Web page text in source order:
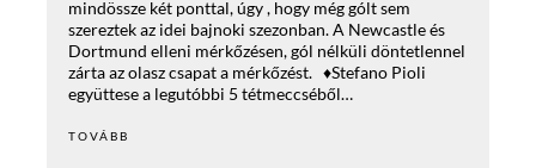
mindössze két ponttal, úgy , hogy még gólt sem
szereztek az idei bajnoki szezonban. A Newcastle és
Dortmund elleni mérkőzésen, gól nélküli döntetlennel
zárta az olasz csapat a mérkőzést. ♦Stefano Pioli
együttese a legutóbbi 5 tétmeccséből…
TOVÁBB